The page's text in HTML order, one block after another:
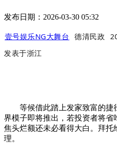
发布日期：2026-03-30 05:32
壹号娱乐NG大舞台 德清民政
发表于浙江
等候借此踏上发家致富的捷
界模子即将推出，若投资者将省
焦头烂额还未必看得大白。拜
理。